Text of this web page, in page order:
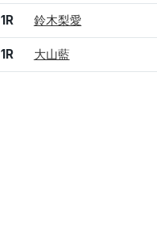
1R 鈴木梨愛
1R 大山藍